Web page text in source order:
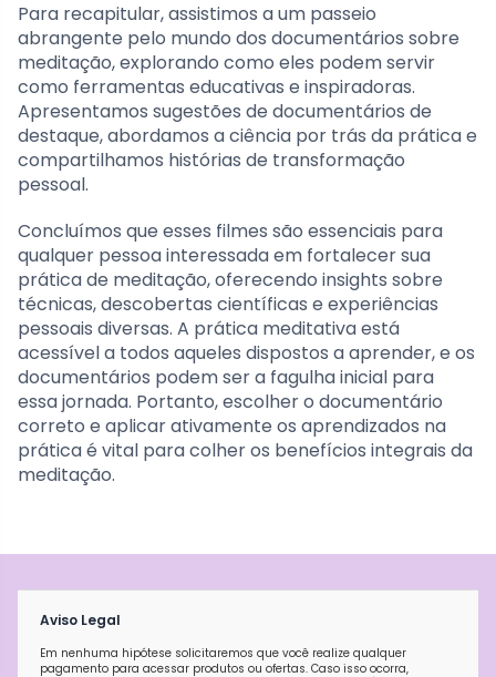
Para recapitular, assistimos a um passeio
abrangente pelo mundo dos documentários sobre
meditação, explorando como eles podem servir
como ferramentas educativas e inspiradoras.
Apresentamos sugestões de documentários de
destaque, abordamos a ciência por trás da prática e
compartilhamos histórias de transformação
pessoal.
Concluímos que esses filmes são essenciais para
qualquer pessoa interessada em fortalecer sua
prática de meditação, oferecendo insights sobre
técnicas, descobertas científicas e experiências
pessoais diversas. A prática meditativa está
acessível a todos aqueles dispostos a aprender, e os
documentários podem ser a fagulha inicial para
essa jornada. Portanto, escolher o documentário
correto e aplicar ativamente os aprendizados na
prática é vital para colher os benefícios integrais da
meditação.
Aviso Legal
Em nenhuma hipótese solicitaremos que você realize qualquer
pagamento para acessar produtos ou ofertas. Caso isso ocorra,